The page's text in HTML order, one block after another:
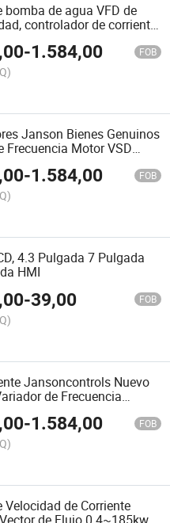
bomba de agua VFD de
controlador de corriente
de frecuencia de
automática
-1.584,00 FOB
Janson Bienes Genuinos
Frecuencia Motor VSD
-1.584,00 FOB
4.3 Pulgada 7 Pulgada
HMI
-39,00 FOB
Jansoncontrols Nuevo
de Frecuencia
a 3 Fase
-1.584,00 FOB
Velocidad de Corriente